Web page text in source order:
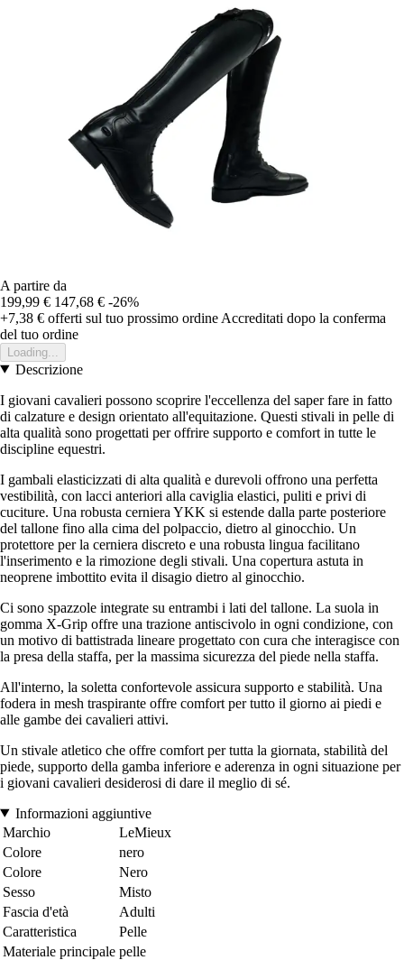
A partire da
199,99 € 147,68 € -26%
+7,38 € offerti sul tuo prossimo ordine Accreditati dopo la conferma
del tuo ordine
Loading...
Descrizione
I giovani cavalieri possono scoprire l'eccellenza del saper fare in fatto
di calzature e design orientato all'equitazione. Questi stivali in pelle di
alta qualità sono progettati per offrire supporto e comfort in tutte le
discipline equestri.
I gambali elasticizzati di alta qualità e durevoli offrono una perfetta
vestibilità, con lacci anteriori alla caviglia elastici, puliti e privi di
cuciture. Una robusta cerniera YKK si estende dalla parte posteriore
del tallone fino alla cima del polpaccio, dietro al ginocchio. Un
protettore per la cerniera discreto e una robusta lingua facilitano
l'inserimento e la rimozione degli stivali. Una copertura astuta in
neoprene imbottito evita il disagio dietro al ginocchio.
Ci sono spazzole integrate su entrambi i lati del tallone. La suola in
gomma X-Grip offre una trazione antiscivolo in ogni condizione, con
un motivo di battistrada lineare progettato con cura che interagisce con
la presa della staffa, per la massima sicurezza del piede nella staffa.
All'interno, la soletta confortevole assicura supporto e stabilità. Una
fodera in mesh traspirante offre comfort per tutto il giorno ai piedi e
alle gambe dei cavalieri attivi.
Un stivale atletico che offre comfort per tutta la giornata, stabilità del
piede, supporto della gamba inferiore e aderenza in ogni situazione per
i giovani cavalieri desiderosi di dare il meglio di sé.
Informazioni aggiuntive
Marchio
LeMieux
Colore
nero
Colore
Nero
Sesso
Misto
Fascia d'età
Adulti
Caratteristica
Pelle
Materiale principale pelle